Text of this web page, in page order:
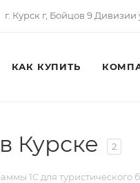
г. Курск г, Бойцов 9 Дивизии
КАК КУПИТЬ
Курске 2
1С для туристического